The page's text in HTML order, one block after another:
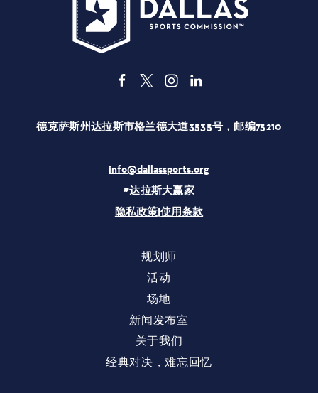
德克萨斯州达拉斯市格兰德大道3535号，邮编75210
info@dallassports.org
#达拉斯大赢家
隐私政策|使用条款
规划师
活动
场地
新闻发布室
关于我们
经典对决，难忘回忆